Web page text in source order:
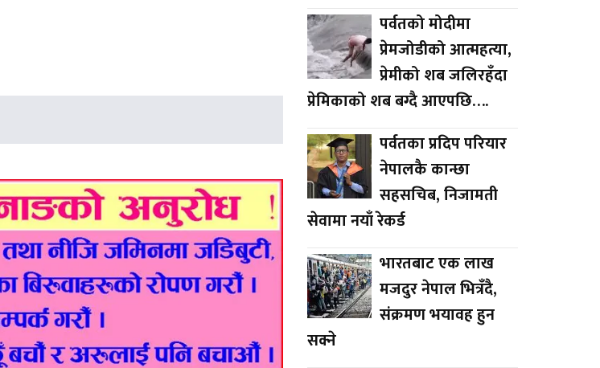
पर्वतको मोदीमा
प्रेमजोडीको आत्महत्या,
प्रेमीको शब जलिरहँदा
प्रेमिकाको शब बग्दै आएपछि….
पर्वतका प्रदिप परियार
नेपालकै कान्छा
सहसचिब, निजामती
सेवामा नयाँ रेकर्ड
भारतबाट एक लाख
मजदुर नेपाल भित्रँदै,
संक्रमण भयावह हुन
सक्ने